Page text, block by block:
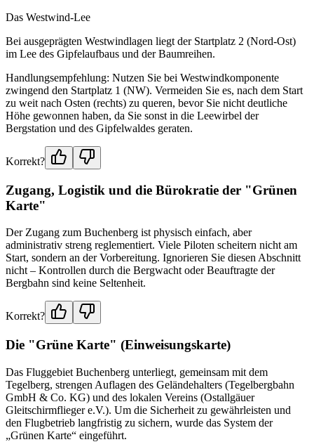
Das Westwind-Lee
Bei ausgeprägten Westwindlagen liegt der Startplatz 2 (Nord-Ost)
im Lee des Gipfelaufbaus und der Baumreihen.
Handlungsempfehlung: Nutzen Sie bei Westwindkomponente
zwingend den Startplatz 1 (NW). Vermeiden Sie es, nach dem Start
zu weit nach Osten (rechts) zu queren, bevor Sie nicht deutliche
Höhe gewonnen haben, da Sie sonst in die Leewirbel der
Bergstation und des Gipfelwaldes geraten.
Korrekt?
Zugang, Logistik und die Bürokratie der "Grünen
Karte"
Der Zugang zum Buchenberg ist physisch einfach, aber
administrativ streng reglementiert. Viele Piloten scheitern nicht am
Start, sondern an der Vorbereitung. Ignorieren Sie diesen Abschnitt
nicht – Kontrollen durch die Bergwacht oder Beauftragte der
Bergbahn sind keine Seltenheit.
Korrekt?
Die "Grüne Karte" (Einweisungskarte)
Das Fluggebiet Buchenberg unterliegt, gemeinsam mit dem
Tegelberg, strengen Auflagen des Geländehalters (Tegelbergbahn
GmbH & Co. KG) und des lokalen Vereins (Ostallgäuer
Gleitschirmflieger e.V.). Um die Sicherheit zu gewährleisten und
den Flugbetrieb langfristig zu sichern, wurde das System der
„Grünen Karte“ eingeführt.